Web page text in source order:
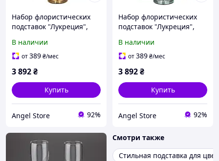
Набор флористических
подставок "Лукреция",
В наличии
от389₴/мес
3 892₴
Купить
Angel Store 92%
Набор флористических
подставок "Лукреция",
В наличии
от389₴/мес
3 892₴
Купить
Angel Store 92%
Смотри также
Стильная подставка для